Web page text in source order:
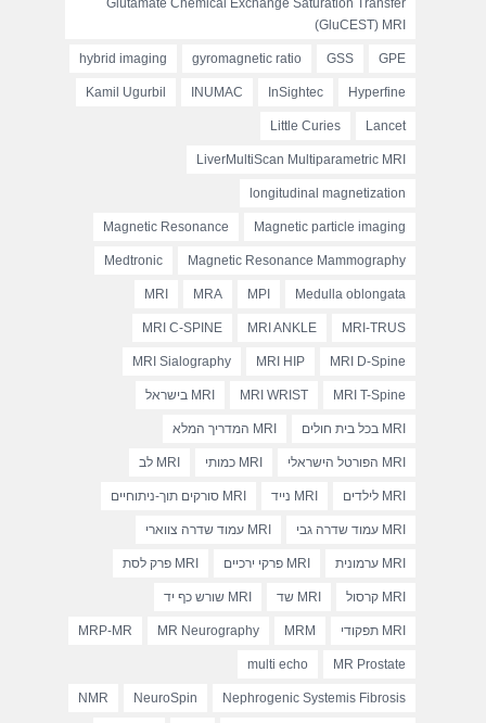
Glutamate Chemical Exchange Saturation Transfer
(GluCEST) MRI
GPE
GSS
gyromagnetic ratio
hybrid imaging
Hyperfine
InSightec
INUMAC
Kamil Ugurbil
Lancet
Little Curies
LiverMultiScan Multiparametric MRI
longitudinal magnetization
Magnetic particle imaging
Magnetic Resonance
Magnetic Resonance Mammography
Medtronic
Medulla oblongata
MPI
MRA
MRI
MRI-TRUS
MRI ANKLE
MRI C-SPINE
MRI D-Spine
MRI HIP
MRI Sialography
MRI T-Spine
MRI WRIST MRI בישראל
MRI בכל בית חולים MRI המדריך המלא
MRI הפורטל הישראלי MRI כמותי MRI לב
MRI לילדים MRI נייד MRI סורקים תוך-ניתוחיים
MRI עמוד שדרה גבי MRI עמוד שדרה צווארי
MRI ערמונית MRI פרקי ירכיים MRI פרק לסת
MRI קרסול MRI שד MRI שורש כף יד
MRI תפקודי MRM
MR Neurography
MRP-MR
MR Prostate
multi echo
Nephrogenic Systemis Fibrosis
NeuroSpin
NMR